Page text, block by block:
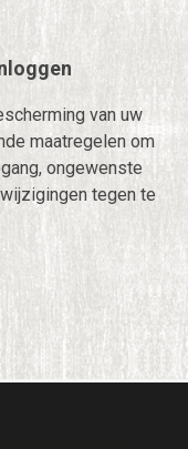
van uw
maatregelen om
ongewenste
tegen te